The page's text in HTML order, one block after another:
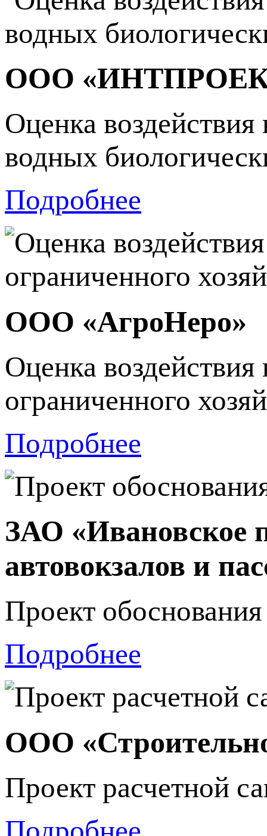
ООО
Оценка
водных
Подробнее
ООО «АгроНеро»
Оценка
ограниченного
Подробнее
ЗАО «Ивановское
автовокзалов и
Проект
Подробнее
ООО
Проект расчетной